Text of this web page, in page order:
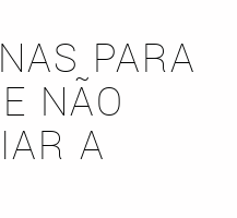
PARA
NÃO
A